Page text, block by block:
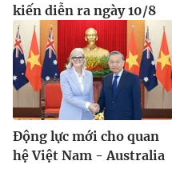
kiến diễn ra ngày 10/8
Động lực mới cho quan
hệ Việt Nam - Australia